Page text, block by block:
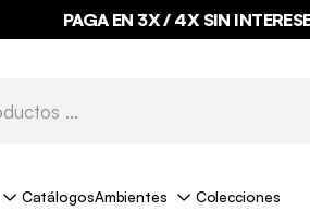
PAGA EN 3X / 4X SIN
CatálogosAmbientes Colecciones